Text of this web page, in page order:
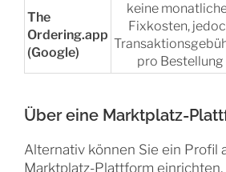
The
Ordering.app
(Google)
keine
Fixkosten,
pro Bestellung
Über eine Marktplatz-
Alternativ können Sie ein Profil
Marktplatz-Plattform einrichten,